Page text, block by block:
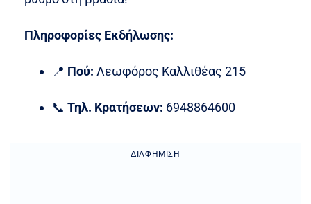
Πληροφορίες Εκδήλωσης:
📍 Πού: Λεωφόρος Καλλιθέας 215
📞 Τηλ. Κρατήσεων: 6948864600
ΔΙΑΦΉΜΙΣΗ